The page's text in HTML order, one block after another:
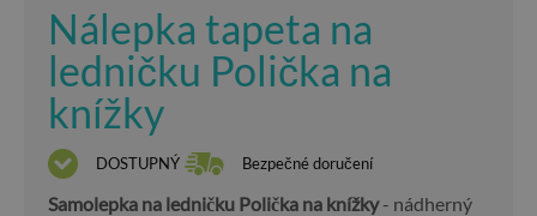
Nálepka tapeta na
ledničku Polička na
knížky
DOSTUPNÝ Bezpečné doručení
Samolepka na ledničku Polička na knížky- nádherný